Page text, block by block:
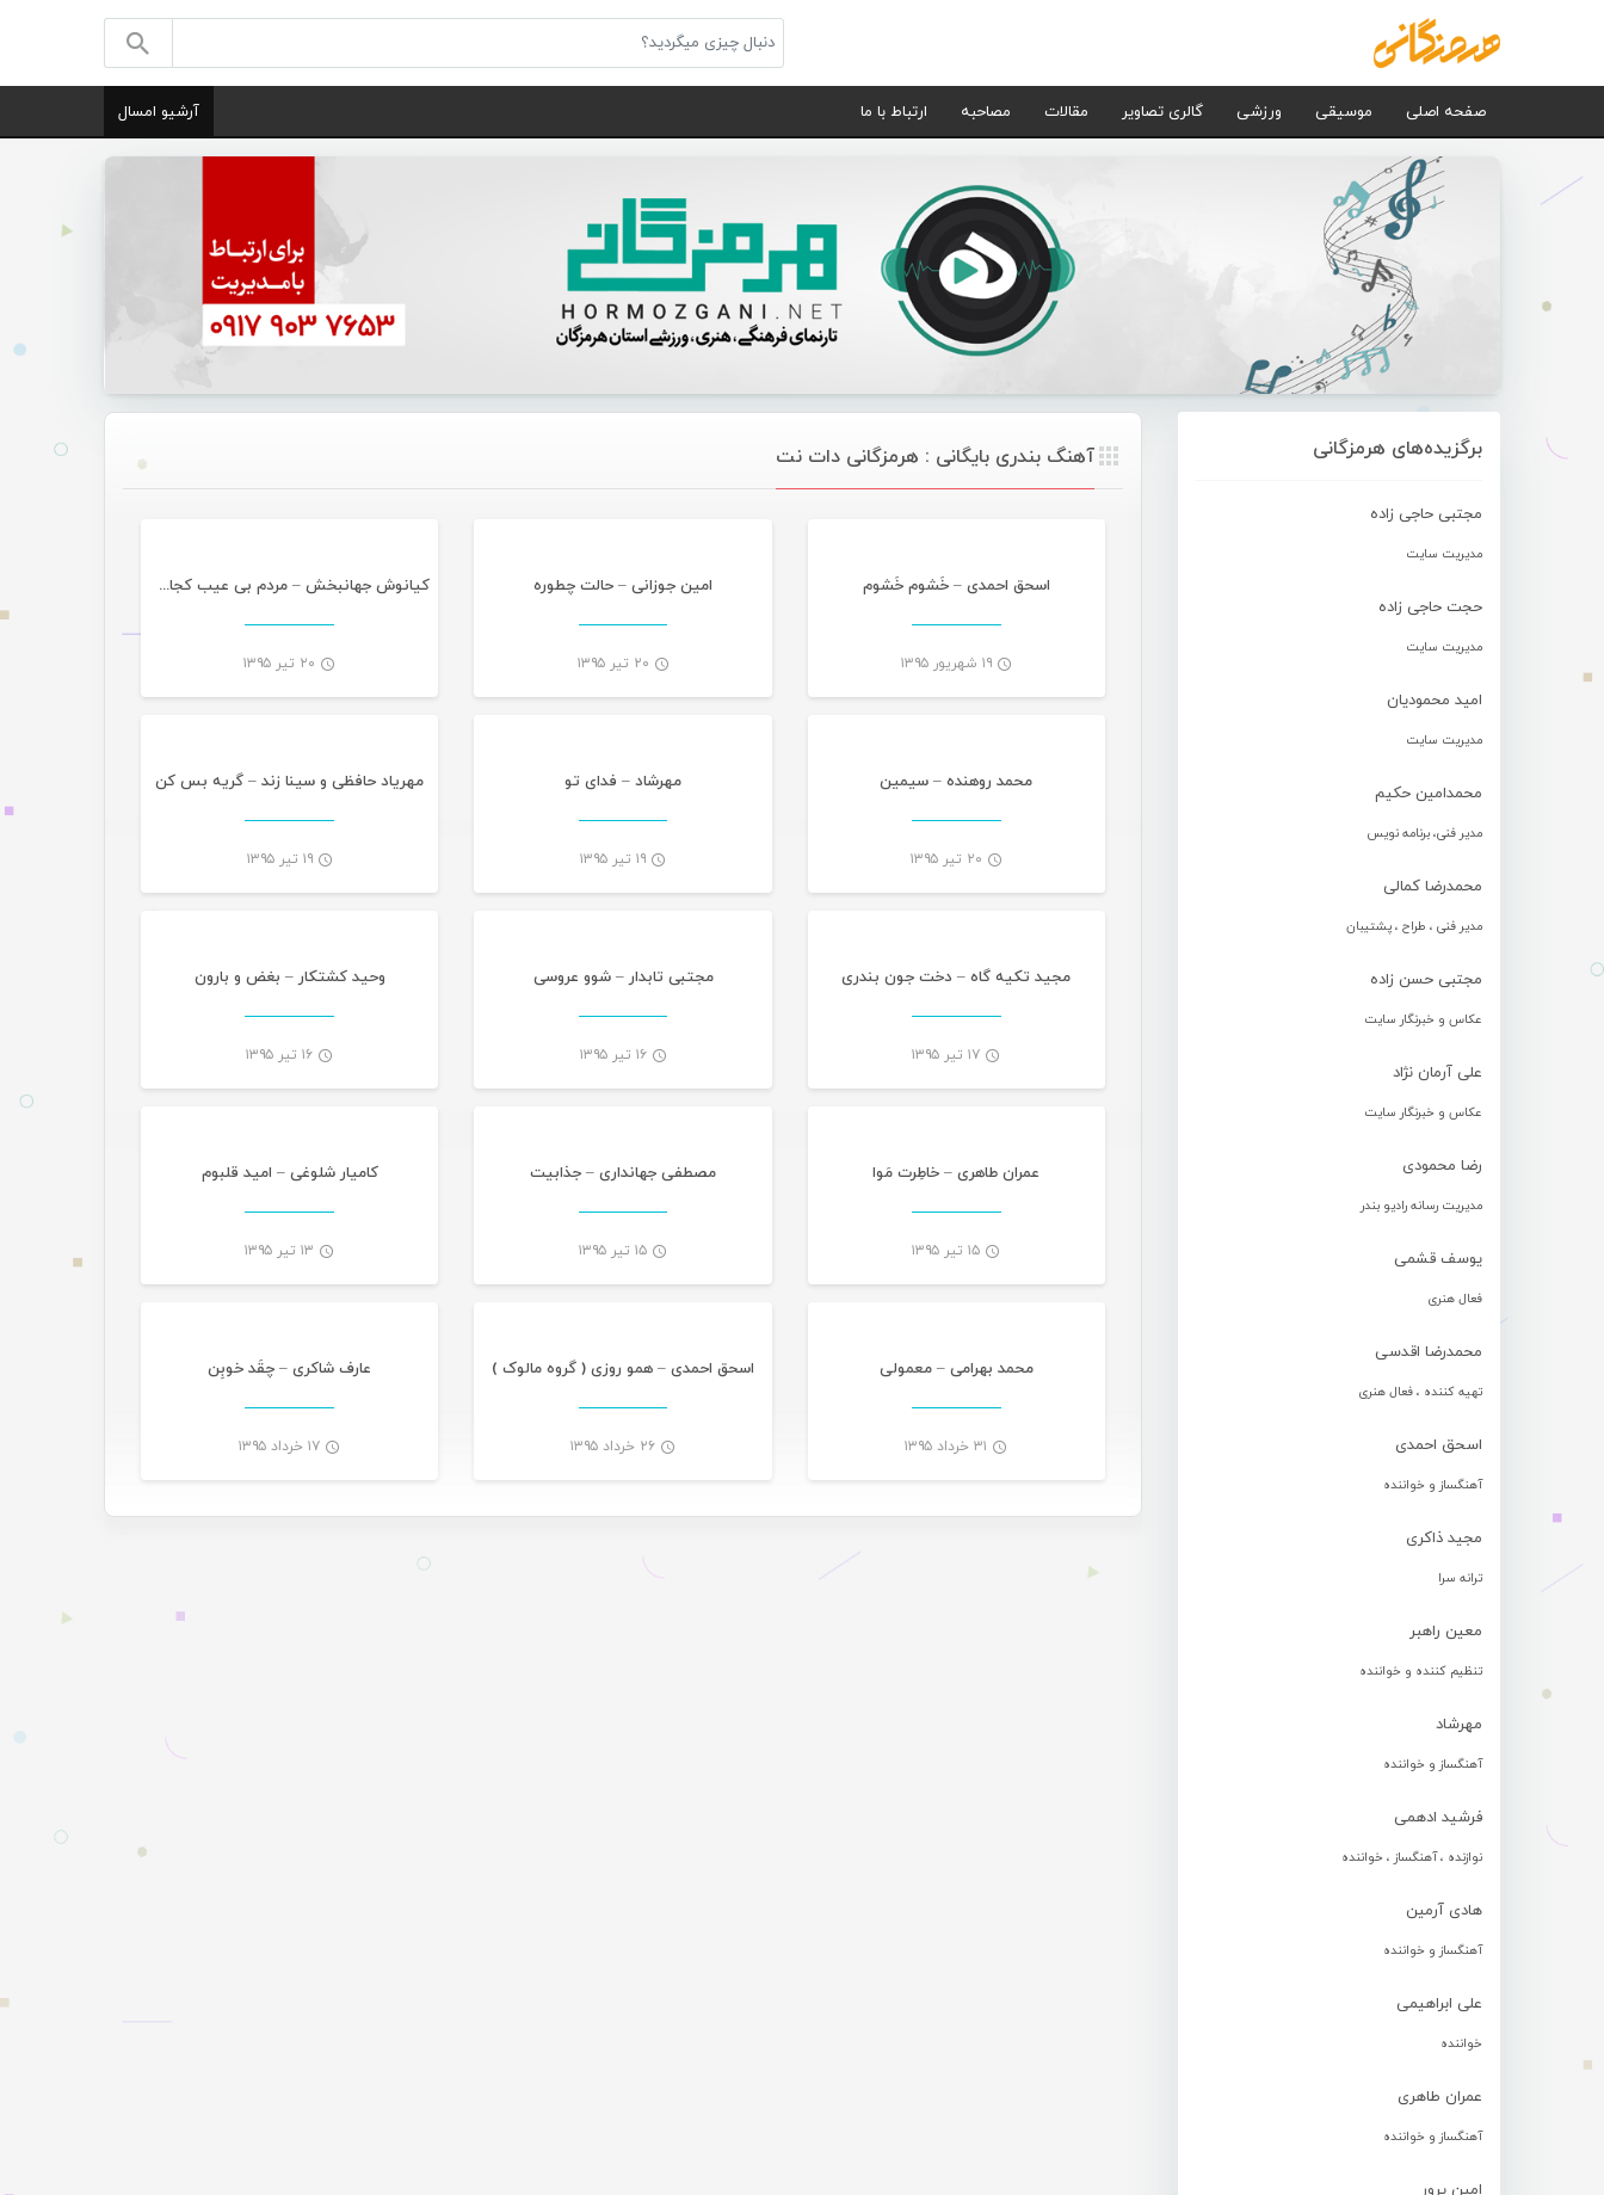
صفحه اصلی موسیقی ورزشی گالری تصاویر مقالات مصاحبه ارتباط با ما آرشیو امسال
برگزیده‌های هرمزگانی
مجتبی حاجی زاده
مدیریت سایت
حجت حاجی زاده
مدیریت سایت
امید محمودیان
مدیریت سایت
محمدامین حکیم
مدیر فنی، برنامه نویس
محمدرضا کمالی
مدیر فنی ، طراح ، پشتیبان
مجتبی حسن زاده
عکاس و خبرنگار سایت
علی آرمان نژاد
عکاس و خبرنگار سایت
رضا محمودی
مدیریت رسانه رادیو بندر
یوسف قشمی
فعال هنری
محمدرضا اقدسی
تهیه کننده ، فعال هنری
اسحق احمدی
آهنگساز و خواننده
مجید ذاکری
ترانه سرا
معین راهبر
تنظیم کننده و خواننده
مهرشاد
آهنگساز و خواننده
فرشید ادهمی
نوازنده ، آهنگساز ، خواننده
هادی آرمین
آهنگساز و خواننده
علی ابراهیمی
خواننده
عمران طاهری
آهنگساز و خواننده
امین پرور
آهنگ بندری بایگانی : هرمزگانی دات نت
اسحق احمدی – خَشوم خَشوم
۱۹ شهریور ۱۳۹۵
امین جوزانی – حالت چطوره
۲۰ تیر ۱۳۹۵
کیانوش جهانبخش – مردم بی عیب کجاست
۲۰ تیر ۱۳۹۵
محمد روهنده – سیمین
۲۰ تیر ۱۳۹۵
مهرشاد – فدای تو
۱۹ تیر ۱۳۹۵
مهریاد حافظی و سینا زند – گریه بس کن
۱۹ تیر ۱۳۹۵
مجید تکیه گاه – دخت جون بندری
۱۷ تیر ۱۳۹۵
مجتبی تابدار – شوو عروسی
۱۶ تیر ۱۳۹۵
وحید کشتکار – بغض و بارون
۱۶ تیر ۱۳۹۵
عمران طاهری – خاطِرت مَوا
۱۵ تیر ۱۳۹۵
مصطفی جهانداری – جذابیت
۱۵ تیر ۱۳۹۵
کامیار شلوغی – امید قلبوم
۱۳ تیر ۱۳۹۵
محمد بهرامی – معمولی
۳۱ خرداد ۱۳۹۵
اسحق احمدی – همو روزی ( گروه مالوک )
۲۶ خرداد ۱۳۹۵
عارف شاکری – چقَد خوبِن
۱۷ خرداد ۱۳۹۵